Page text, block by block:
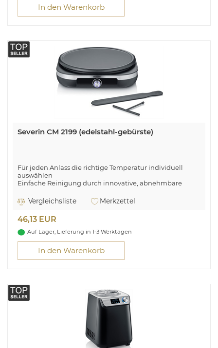
In den Warenkorb
Severin CM 2199 (edelstahl-gebürste)
Für jeden Anlass die richtige Temperatur individuell
auswählen
Einfache Reinigung durch innovative, abnehmbare
Vergleichsliste
Merkzettel
46,13 EUR
Auf Lager, Lieferung in 1-3 Werktagen
In den Warenkorb